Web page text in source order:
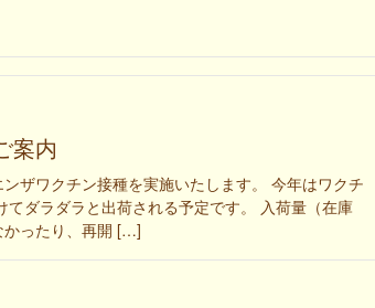
案内
ザワクチン接種を実施いたします。 今年はワクチ
ダラダラと出荷される予定です。 入荷量（在庫
かったり、再開 […]